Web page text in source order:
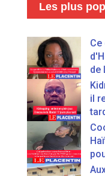
Les plus
de
il